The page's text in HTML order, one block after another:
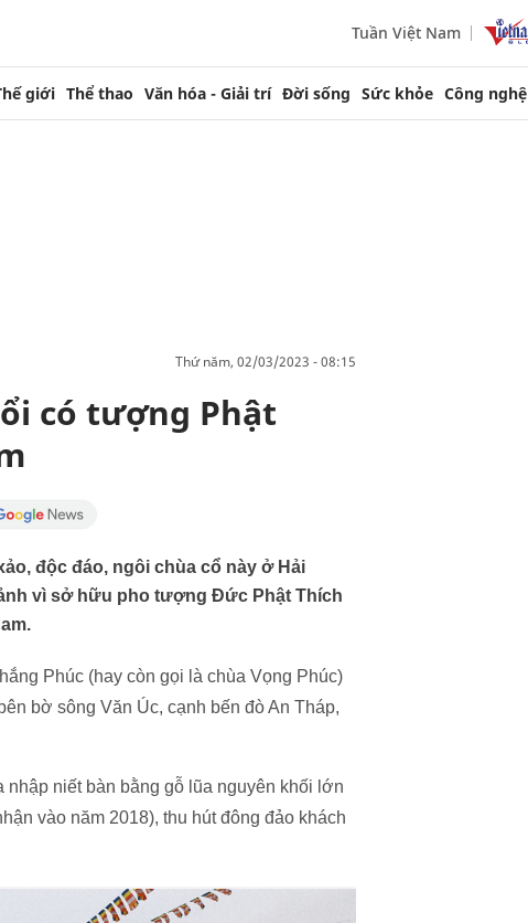
Tuần Việt Nam
giới Thể thao Văn hóa - Giải trí Đời sống Sức khỏe Công nghệ
thứ năm, 02/03/2023 - 08:15
có tượng Phật
độc đáo, ngôi chùa cổ này ở Hải
vì sở hữu pho tượng Đức Phật Thích
Phúc (hay còn gọi là chùa Vọng Phúc)
bờ sông Văn Úc, cạnh bến đò An Tháp,
niết bàn bằng gỗ lũa nguyên khối lớn
vào năm 2018), thu hút đông đảo khách